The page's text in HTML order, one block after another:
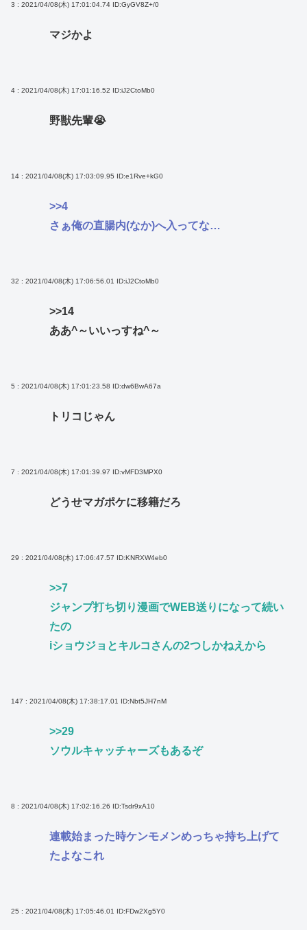
3 : 2021/04/08(木) 17:01:04.74 ID:GyGV8Z+/0
マジかよ
4 : 2021/04/08(木) 17:01:16.52 ID:iJ2CtoMb0
野獣先輩😭
14 : 2021/04/08(木) 17:03:09.95 ID:e1Rve+kG0
>>4
さぁ俺の直腸内(なか)へ入ってな…
32 : 2021/04/08(木) 17:06:56.01 ID:iJ2CtoMb0
>>14
ああ^～いいっすね^～
5 : 2021/04/08(木) 17:01:23.58 ID:dw6BwA67a
トリコじゃん
7 : 2021/04/08(木) 17:01:39.97 ID:vMFD3MPX0
どうせマガポケに移籍だろ
29 : 2021/04/08(木) 17:06:47.57 ID:KNRXW4eb0
>>7
ジャンプ打ち切り漫画でWEB送りになって続い
たの
iショウジョとキルコさんの2つしかねえから
147 : 2021/04/08(木) 17:38:17.01 ID:Nbt5JH7nM
>>29
ソウルキャッチャーズもあるぞ
8 : 2021/04/08(木) 17:02:16.26 ID:Tsdr9xA10
連載始まった時ケンモメンめっちゃ持ち上げて
たよなこれ
25 : 2021/04/08(木) 17:05:46.01 ID:FDw2Xg5Y0